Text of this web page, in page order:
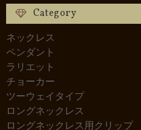
Category
ネックレス
ペンダント
ラリエット
チョーカー
ツーウェイタイプ
ロングネックレス
ロングネックレス用クリップ